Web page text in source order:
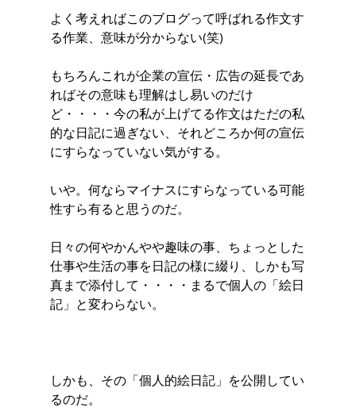
よく考えればこのブログって呼ばれる作文す
る作業、意味が分からない(笑)
もちろんこれが企業の宣伝・広告の延長であ
ればその意味も理解はし易いのだけ
ど・・・・今の私が上げてる作文はただの私
的な日記に過ぎない、それどころか何の宣伝
にすらなっていない気がする。
いや。何ならマイナスにすらなっている可能
性すら有ると思うのだ。
日々の何やかんやや趣味の事、ちょっとした
仕事や生活の事を日記の様に綴り、しかも写
真まで添付して・・・・まるで個人の「絵日
記」と変わらない。
しかも、その「個人的絵日記」を公開してい
るのだ。